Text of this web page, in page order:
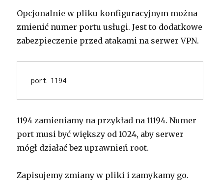
Opcjonalnie w pliku konfiguracyjnym można
zmienić numer portu usługi. Jest to dodatkowe
zabezpieczenie przed atakami na serwer VPN.
port 1194
1194 zamieniamy na przykład na 11194. Numer
port musi być większy od 1024, aby serwer
mógł działać bez uprawnień root.
Zapisujemy zmiany w pliki i zamykamy go.